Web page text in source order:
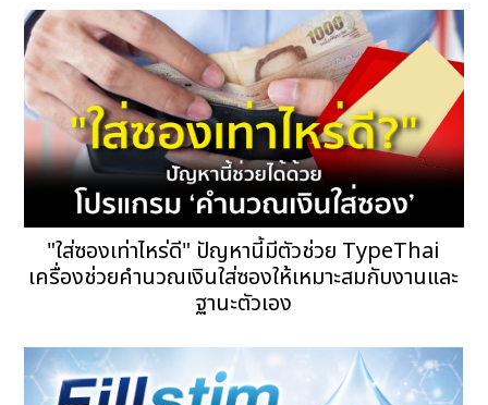
"ใส่ซองเท่าไหร่ดี" ปัญหานี้มีตัวช่วย TypeThai
เครื่องช่วยคำนวณเงินใส่ซองให้เหมาะสมกับงานและ
ฐานะตัวเอง